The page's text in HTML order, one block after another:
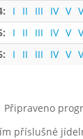
I II III IV V
I II III IV V
I II III IV V
Připraveno
příslušné